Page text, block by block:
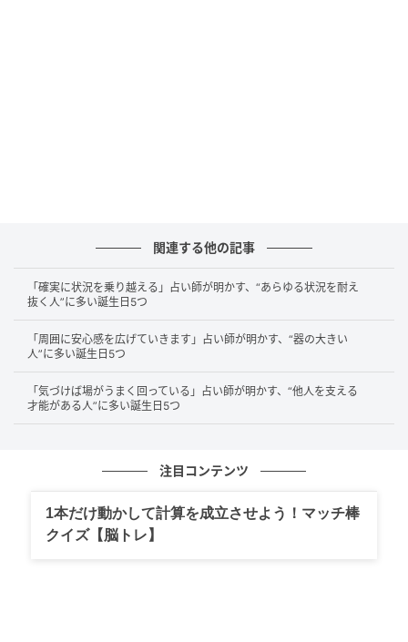
している人」という信頼を寄せられやすいでしょう。
やがて背中を見て動く人が増え、自然と中心に立つ場
面も生まれていきます。ひたむきな努力が人を引き寄
せ、しし座の存在そのものが励ましのような空気をつ
くり出していきます。
静かな責任感で日々の積み重ねを未来へつな
げていく「みずがめ座」
みずがめ座は、少し先の未来を思い描きながら物事を
るのではなく、「この先どう広がるだろう」と想像を
巡らせるでしょう。その視点があるため、日々の小さ
関連する他の記事
「確実に状況を乗り越える」占い師が明かす、“あらゆる状況を耐え
抜く人”に多い誕生日5つ
「周囲に安心感を広げていきます」占い師が明かす、“器の大きい
人”に多い誕生日5つ
「気づけば場がうまく回っている」占い師が明かす、“他人を支える
才能がある人”に多い誕生日5つ
注目コンテンツ
1本だけ動かして計算を成立させよう！マッチ棒
クイズ【脳トレ】